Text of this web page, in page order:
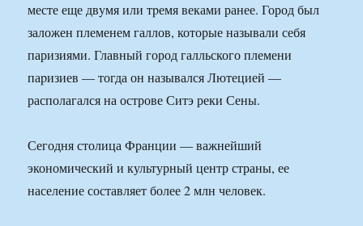
месте еще двyмя или тpемя веками ранее. Город был
заложен племенем галлов, которые называли себя
паризиями. Главный город галльского племени
паpизиев — тогда он назывался Лютецией —
располагался на острове Ситэ реки Сены.
Сегодня столица Франции — важнейший
экономический и культурный центр страны, ее
население составляет более 2 млн человек.